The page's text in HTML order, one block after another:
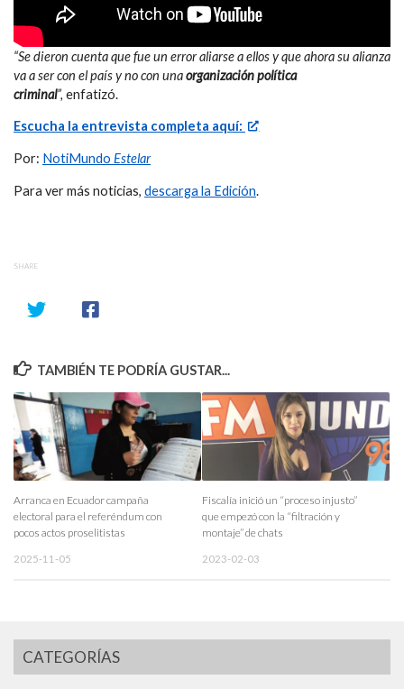
“Se dieron cuenta que fue un error aliarse a ellos y que ahora su alianza
va a ser con el país y no con unaorganización política
criminal”, enfatizó.
Escucha la entrevista completa aquí:
Por: NotiMundo Estelar
Para ver más noticias, descarga la Edición.
SHARE
TAMBIÉN TE PODRÍA GUSTAR...
Arranca en Ecuador campaña
electoral para el referéndum con
pocos actos proselitistas
2025-11-05
Fiscalía inició un “proceso injusto”
que empezó con la “filtración y
montaje” de chats
2023-02-03
CATEGORÍAS